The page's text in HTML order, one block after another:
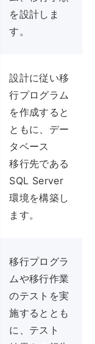
を設計しま
す。
設計に従い移
行プログラム
を作成すると
ともに、デー
タベース
移行先である
SQL Server
環境を構築し
ます。
移行プログラ
ムや移行作業
のテストを実
施するととも
に、テスト